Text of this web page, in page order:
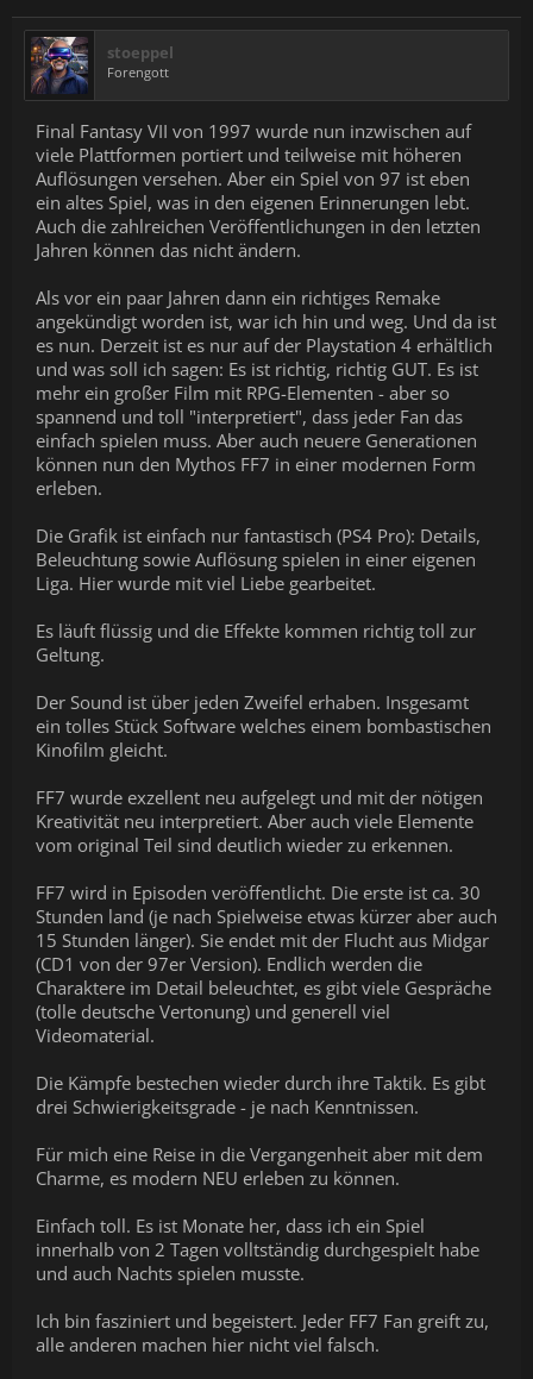
stoeppel
Forengott
Final Fantasy VII von 1997 wurde nun inzwischen auf
viele Plattformen portiert und teilweise mit höheren
Auflösungen versehen. Aber ein Spiel von 97 ist eben
ein altes Spiel, was in den eigenen Erinnerungen lebt.
Auch die zahlreichen Veröffentlichungen in den letzten
Jahren können das nicht ändern.
Als vor ein paar Jahren dann ein richtiges Remake
angekündigt worden ist, war ich hin und weg. Und da ist
es nun. Derzeit ist es nur auf der Playstation 4 erhältlich
und was soll ich sagen: Es ist richtig, richtig GUT. Es ist
mehr ein großer Film mit RPG-Elementen - aber so
spannend und toll "interpretiert", dass jeder Fan das
einfach spielen muss. Aber auch neuere Generationen
können nun den Mythos FF7 in einer modernen Form
erleben.
Die Grafik ist einfach nur fantastisch (PS4 Pro): Details,
Beleuchtung sowie Auflösung spielen in einer eigenen
Liga. Hier wurde mit viel Liebe gearbeitet.
Es läuft flüssig und die Effekte kommen richtig toll zur
Geltung.
Der Sound ist über jeden Zweifel erhaben. Insgesamt
ein tolles Stück Software welches einem bombastischen
Kinofilm gleicht.
FF7 wurde exzellent neu aufgelegt und mit der nötigen
Kreativität neu interpretiert. Aber auch viele Elemente
vom original Teil sind deutlich wieder zu erkennen.
FF7 wird in Episoden veröffentlicht. Die erste ist ca. 30
Stunden land (je nach Spielweise etwas kürzer aber auch
15 Stunden länger). Sie endet mit der Flucht aus Midgar
(CD1 von der 97er Version). Endlich werden die
Charaktere im Detail beleuchtet, es gibt viele Gespräche
(tolle deutsche Vertonung) und generell viel
Videomaterial.
Die Kämpfe bestechen wieder durch ihre Taktik. Es gibt
drei Schwierigkeitsgrade - je nach Kenntnissen.
Für mich eine Reise in die Vergangenheit aber mit dem
Charme, es modern NEU erleben zu können.
Einfach toll. Es ist Monate her, dass ich ein Spiel
innerhalb von 2 Tagen volltständig durchgespielt habe
und auch Nachts spielen musste.
Ich bin fasziniert und begeistert. Jeder FF7 Fan greift zu,
alle anderen machen hier nicht viel falsch.